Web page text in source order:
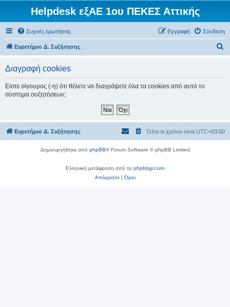
Helpdesk εξΑΕ 1ου ΠΕΚΕΣ Αττικής
Συχνές ερωτήσεις Σύνδεση
Εγγραφή
Ευρετήριο Δ. Συζήτησης
σ
Διαγραφή cookies
Είστε σίγουρος (-η) ότι θέλετε να διαγράψετε όλα τα cookies από αυτό το
σύστημα συζητήσεων;
Ευρετήριο Δ. Συζήτησης Όλοι οι χρόνοι είναι UTC+03:00
Δημιουργήθηκε από phpBB® Forum Software © phpBB Limited
Ελληνική μετάφραση από το phpbbgr.com
Απόρρητο|Όροι